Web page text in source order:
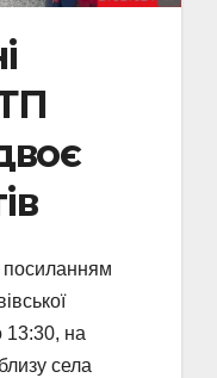
посиланням
13:30, на
села